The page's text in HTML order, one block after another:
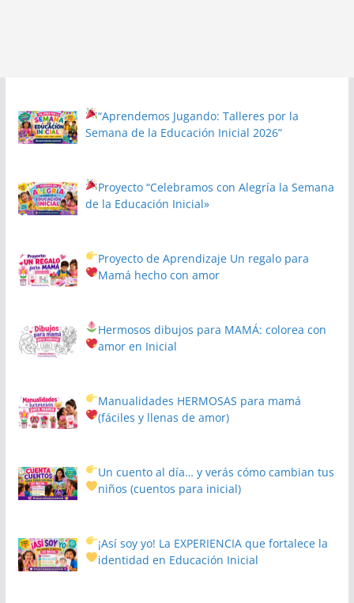
“Aprendemos Jugando: Talleres por la
Semana de la Educación Inicial 2026”
Proyecto“Celebramos con Alegría la Semana
de la Educación Inicial»
Proyecto de Aprendizaje Un regalo para
Mamá hecho con amor
Hermosos dibujos para MAMÁ: colorea con
amor en Inicial
Manualidades HERMOSAS para mamá
(fáciles y llenas de amor)
Un cuento al día… y verás cómo cambian tus
niños(cuentos para inicial)
¡Así soy yo! La EXPERIENCIA que fortalece la
identidad en Educación Inicial